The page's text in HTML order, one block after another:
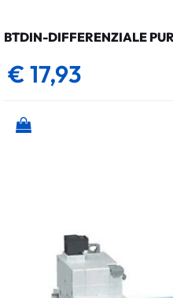
BTDIN-DIFFERENZIALE
€ 17,93
Quantità